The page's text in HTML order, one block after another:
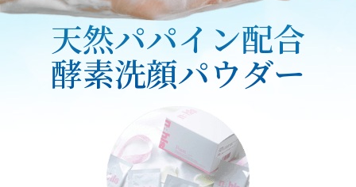
天然パパイン配合
酵素洗顔パウダー